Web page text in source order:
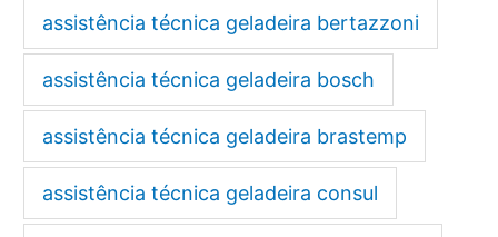
assistência técnica geladeira bertazzoni
assistência técnica geladeira bosch
assistência técnica geladeira brastemp
assistência técnica geladeira consul